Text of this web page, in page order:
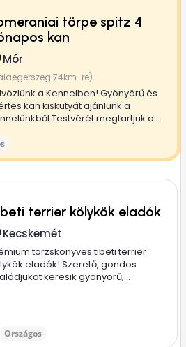
törpe spitz 4
kan
Mór
74km-re)
a Kennelben! Gyönyörű és
kan kiskutyát ajánlunk a
megtartjuk a...
terrier kölykök eladók
Kecskemét
törzskönyves tibeti terrier
eladók! Szerető, gondos
keresik gyönyörű,...
Országos